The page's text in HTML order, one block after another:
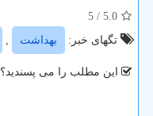
5.0
/ 5
تگهای خبر:
بهداشت ,
این مطلب را می پسندید؟